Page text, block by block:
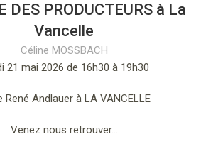
DES PRODUCTEURS à La
Vancelle
Céline MOSSBACH
21 mai 2026 de 16h30 à 19h30
René Andlauer à LA VANCELLE
Venez nous retrouver…